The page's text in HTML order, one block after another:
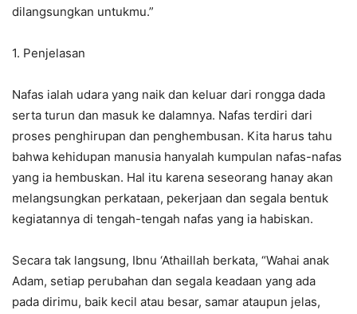
dilangsungkan untukmu.”
1. Penjelasan
Nafas ialah udara yang naik dan keluar dari rongga dada
serta turun dan masuk ke dalamnya. Nafas terdiri dari
proses penghirupan dan penghembusan. Kita harus tahu
bahwa kehidupan manusia hanyalah kumpulan nafas-nafas
yang ia hembuskan. Hal itu karena seseorang hanay akan
melangsungkan perkataan, pekerjaan dan segala bentuk
kegiatannya di tengah-tengah nafas yang ia habiskan.
Secara tak langsung, Ibnu ‘Athaillah berkata, “Wahai anak
Adam, setiap perubahan dan segala keadaan yang ada
pada dirimu, baik kecil atau besar, samar ataupun jelas,